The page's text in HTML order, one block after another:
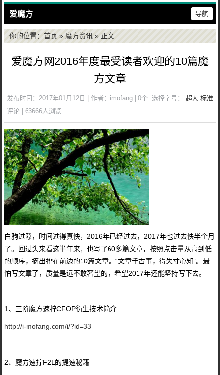
爱魔方 导航
你的位置： 首页» 魔方资讯» 正文
爱魔方网2016年度最受读者欢迎的10篇魔
方文章
选择字号：超大 标准
发布时间：2017年01月12日 | 作者：imofang | 0个
评论 | 63666人浏览
白驹过隙，时间过得真快，2016年已经过去，2017年也过去快半个月
了。回过头来看这半年来，也写了60多篇文章，按照点击量从高到低
的顺序，摘出排在前边的10篇文章。“文章千古事，得失寸心知”。最
怕写文章了，质量是远不敢奢望的，希望2017年还能坚持写下去。
1、三阶魔方速拧CFOP衍生技术简介
http://i-mofang.com/i/?id=33
2、魔方速拧F2L的提速秘籍